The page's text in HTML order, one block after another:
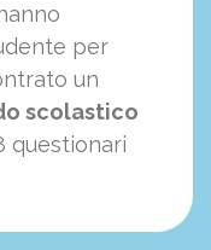
per
un
scolastico
questionari